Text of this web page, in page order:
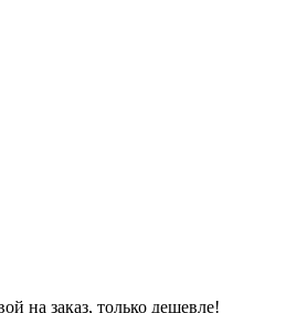
на заказ, только дешевле!